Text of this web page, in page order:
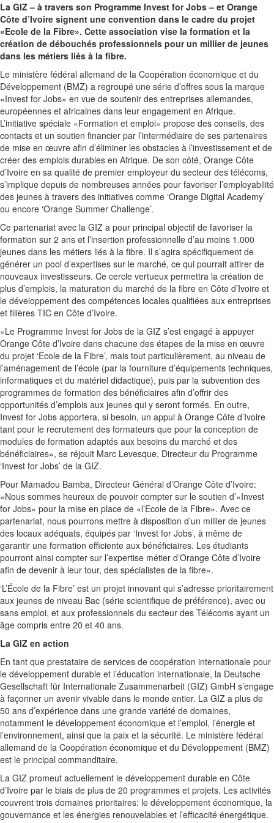
La GIZ – à travers son Programme Invest for Jobs – et Orange
Côte d’Ivoire signent une convention dans le cadre du projet
«Ecole de la Fibre». Cette association vise la formation et la
création de débouchés professionnels pour un millier de jeunes
dans les métiers liés à la fibre.
Le ministère fédéral allemand de la Coopération économique et du
Développement (BMZ) a regroupé une série d’offres sous la marque
«Invest for Jobs» en vue de soutenir des entreprises allemandes,
européennes et africaines dans leur engagement en Afrique.
L’initiative spéciale «Formation et emploi» propose des conseils, des
contacts et un soutien financier par l’intermédiaire de ses partenaires
de mise en œuvre afin d’éliminer les obstacles à l’investissement et de
créer des emplois durables en Afrique. De son côté, Orange Côte
d’Ivoire en sa qualité de premier employeur du secteur des télécoms,
s’implique depuis de nombreuses années pour favoriser l’employabilité
des jeunes à travers des initiatives comme ‘Orange Digital Academy’
ou encore ‘Orange Summer Challenge’.
Ce partenariat avec la GIZ a pour principal objectif de favoriser la
formation sur 2 ans et l’insertion professionnelle d’au moins 1.000
jeunes dans les métiers liés à la fibre. Il s’agira spécifiquement de
générer un pool d’expertises sur le marché, ce qui pourrait attirer de
nouveaux investisseurs. Ce cercle vertueux permettra la création de
plus d’emplois, la maturation du marché de la fibre en Côte d’Ivoire et
le développement des compétences locales qualifiées aux entreprises
et filières TIC en Côte d’Ivoire.
«Le Programme Invest for Jobs de la GIZ s’est engagé à appuyer
Orange Côte d’Ivoire dans chacune des étapes de la mise en œuvre
du projet ‘Ecole de la Fibre’, mais tout particulièrement, au niveau de
l’aménagement de l’école (par la fourniture d’équipements techniques,
informatiques et du matériel didactique), puis par la subvention des
programmes de formation des bénéficiaires afin d’offrir des
opportunités d’emplois aux jeunes qui y seront formés. En outre,
Invest for Jobs apportera, si besoin, un appui à Orange Côte d’Ivoire
tant pour le recrutement des formateurs que pour la conception de
modules de formation adaptés aux besoins du marché et des
bénéficiaires», se réjouit Marc Levesque, Directeur du Programme
‘Invest for Jobs’ de la GIZ.
Pour Mamadou Bamba, Directeur Général d’Orange Côte d’Ivoire:
«Nous sommes heureux de pouvoir compter sur le soutien d’«Invest
for Jobs» pour la mise en place de «l’Ecole de la Fibre». Avec ce
partenariat, nous pourrons mettre à disposition d’un millier de jeunes
des locaux adéquats, équipés par ‘Invest for Jobs’, à même de
garantir une formation efficiente aux bénéficiaires. Les étudiants
pourront ainsi compter sur l’expertise métier d’Orange Côte d’Ivoire
afin de devenir à leur tour, des spécialistes de la fibre».
‘L’École de la Fibre’ est un projet innovant qui s’adresse prioritairement
aux jeunes de niveau Bac (série scientifique de préférence), avec ou
sans emploi, et aux professionnels du secteur des Télécoms ayant un
âge compris entre 20 et 40 ans.
La GIZ en action
En tant que prestataire de services de coopération internationale pour
le développement durable et l’éducation internationale, la Deutsche
Gesellschaft für Internationale Zusammenarbeit (GIZ) GmbH s’engage
à façonner un avenir vivable dans le monde entier. La GIZ a plus de
50 ans d’expérience dans une grande variété de domaines,
notamment le développement économique et l’emploi, l’énergie et
l’environnement, ainsi que la paix et la sécurité. Le ministère fédéral
allemand de la Coopération économique et du Développement (BMZ)
est le principal commanditaire.
La GIZ promeut actuellement le développement durable en Côte
d’Ivoire par le biais de plus de 20 programmes et projets. Les activités
couvrent trois domaines prioritaires: le développement économique, la
gouvernance et les énergies renouvelables et l’efficacité énergétique.